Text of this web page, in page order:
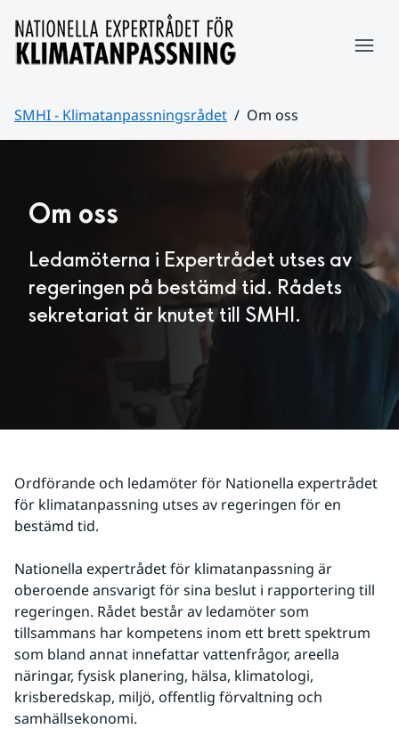
SMHI - Klimatanpassningsrådet
Om oss
Om oss
Ledamöterna i Expertrådet utses av
regeringen på bestämd tid. Rådets
sekretariat är knutet till SMHI.
Ordförande och ledamöter för Nationella expertrådet
för klimatanpassning utses av regeringen för en
bestämd tid.
Nationella expertrådet för klimatanpassning är
oberoende ansvarigt för sina beslut i rapportering till
regeringen. Rådet består av ledamöter som
tillsammans har kompetens inom ett brett spektrum
som bland annat innefattar vattenfrågor, areella
näringar, fysisk planering, hälsa, klimatologi,
krisberedskap, miljö, offentlig förvaltning och
samhällsekonomi.